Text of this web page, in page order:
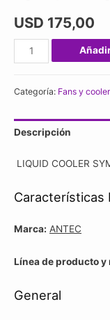
USD 175,00
Watercooling
Antec
Categoría: Fans y
Descripción
LIQUID COOLER
Características
Marca: ANTEC
Línea de producto y
General